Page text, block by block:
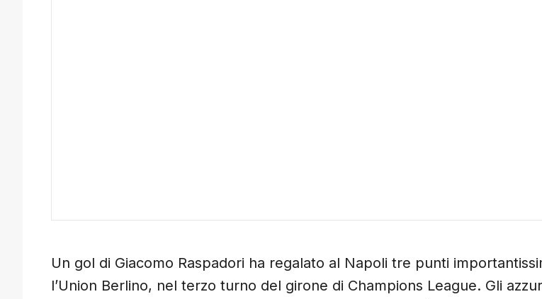
Un gol di Giacomo Raspadori ha regalato al Napoli tre punti
l’Union Berlino, nel terzo turno del girone di Champions League. Gli